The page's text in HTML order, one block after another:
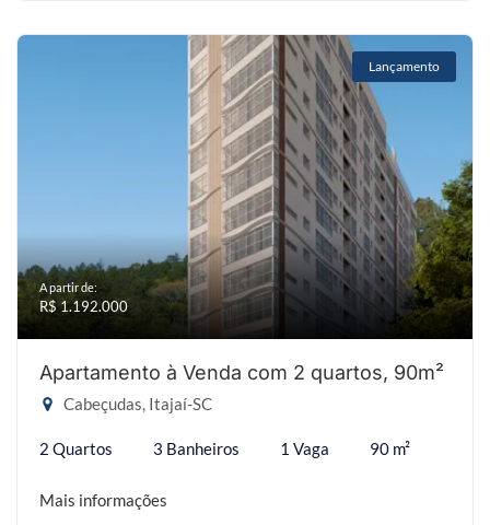
Lançamento
A partir de:
R$ 1.192.000
Apartamento à Venda com 2 quartos, 90m²
Cabeçudas, Itajaí-SC
2 Quartos 3 Banheiros 1 Vaga 90 m²
Mais informações